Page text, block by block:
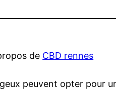
de CBD rennes
peuvent opter pour